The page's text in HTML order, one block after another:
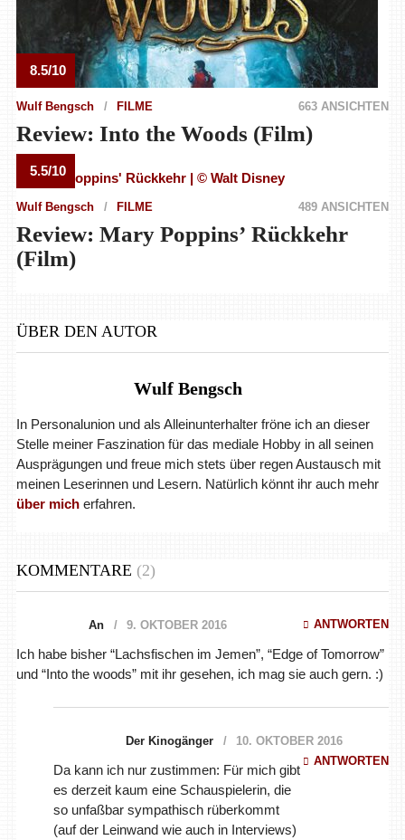
8.5/10
Wulf Bengsch FILME 663 ANSICHTEN
Review: Into the Woods (Film)
5.5/10
Wulf Bengsch FILME 489 ANSICHTEN
Review: Mary Poppinsʼ Rückkehr
(Film)
ÜBER DEN AUTOR
Wulf Bengsch
In Personalunion und als Alleinunterhalter fröne ich an dieser
Stelle meiner Faszination für das mediale Hobby in all seinen
Ausprägungen und freue mich stets über regen Austausch mit
meinen Leserinnen und Lesern. Natürlich könnt ihr auch mehr
über micherfahren.
KOMMENTARE (2)
An 9. OKTOBER 2016 ANTWORTEN
Ich habe bisher “Lachsfischen im Jemen”, “Edge of Tomorrow”
und “Into the woods” mit ihr gesehen, ich mag sie auch gern. :)
Der Kinogänger
10. OKTOBER 2016
ANTWORTEN
Da kann ich nur zustimmen: Für mich gibt
es derzeit kaum eine Schauspielerin, die
so unfaßbar sympathisch rüberkommt
(auf der Leinwand wie auch in Interviews)